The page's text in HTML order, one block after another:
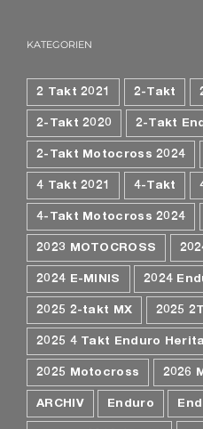
KATEGORIEN
2 Takt 2021 2-Takt
2-Takt 2020 2-Takt
2-Takt Motocross 2024
4 Takt 2021 4-Takt
4-Takt Motocross 2024
2023 MOTOCROSS
2024 E-MINIS 2024
2025 2-takt MX 2025
2025 4 Takt Enduro
2025 Motocross 2026
ARCHIV Enduro